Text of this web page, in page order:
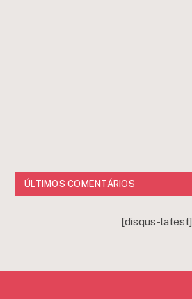
ÚLTIMOS COMENTÁRIOS
[disqus-latest]